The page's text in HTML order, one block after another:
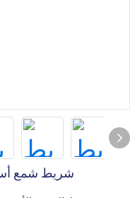
شريط شمع